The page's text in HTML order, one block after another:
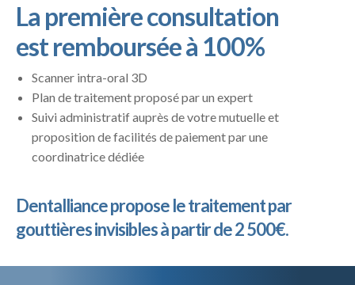
La première consultation
est remboursée à 100%
Scanner intra-oral 3D
Plan de traitement proposé par un expert
Suivi administratif auprès de votre mutuelle et
proposition de facilités de paiement par une
coordinatrice dédiée
Dentalliance propose le traitement par
gouttières invisibles à partir de 2 500€.